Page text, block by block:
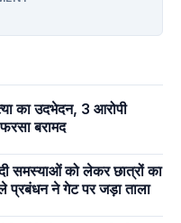
का उदभेदन, 3 आरोपी
बरामद
समस्याओं को लेकर छात्रों का
प्रबंधन ने गेट पर जड़ा ताला